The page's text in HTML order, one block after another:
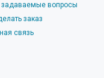
задаваемые вопросы
заказ
связь